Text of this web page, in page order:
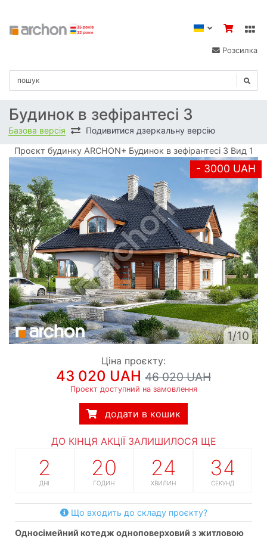
Розсилка
Будинок в зефірантесі 3
Базова версія Подивитися дзеркальну версію
Проєкт будинку ARCHON+ Будинок в зефірантесі 3 Вид 1
- 3000 UAH
1/10
Ціна проєкту:
43 020 UAH 46 020 UAH
Проєкт доступний на замовлення
додати в кошик
ДО КІНЦЯ АКЦІЇ ЗАЛИШИЛОСЯ ЩЕ
2
ДНІ
20
ГОДИН
24
ХВИЛИН
33
СЕКУНД
Що входить до складу проєкту?
односімейний котедж одноповерховий з житловою